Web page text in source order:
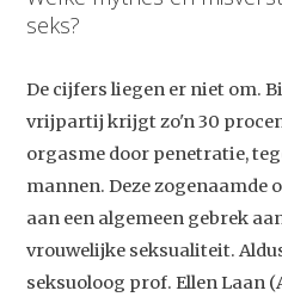
seks?
De cijfers liegen er niet om.
vrijpartij krijgt zo'n 30
orgasme door penetratie,
mannen. Deze zogenaamde
aan een algemeen gebrek
vrouwelijke seksualiteit.
seksuoloog prof. Ellen Laan